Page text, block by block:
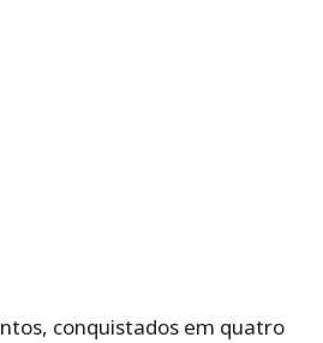
conquistados em quatro